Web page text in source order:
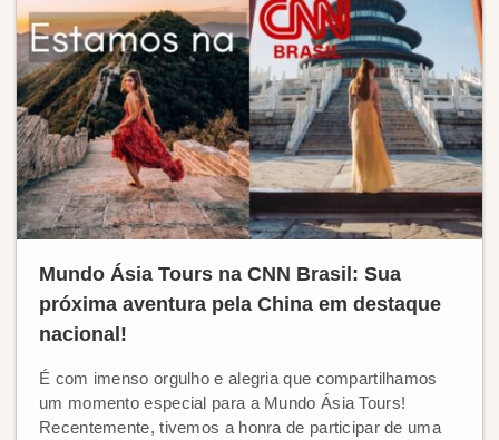
Mundo Ásia Tours na CNN Brasil: Sua
próxima aventura pela China em destaque
nacional!
É com imenso orgulho e alegria que compartilhamos
um momento especial para a Mundo Ásia Tours!
Recentemente, tivemos a honra de participar de uma